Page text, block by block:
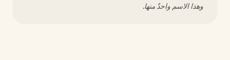
وهذا الاسم واحدٌ منها.